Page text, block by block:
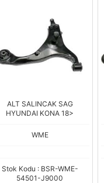
ALT SALINCAK SAG
HYUNDAI KONA 18>
WME
Stok Kodu : BSR-WME-
54501-J9000